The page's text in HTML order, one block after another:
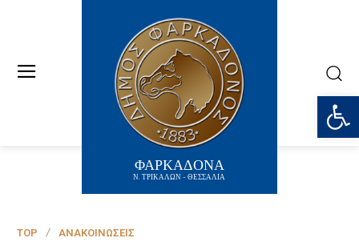
ΦΑΡΚΑΔΟΝΑ
Ν. ΤΡΙΚΑΛΩΝ - ΘΕΣΣΑΛΙΑ
TOP ΑΝΑΚΟΙΝΏΣΕΙΣ